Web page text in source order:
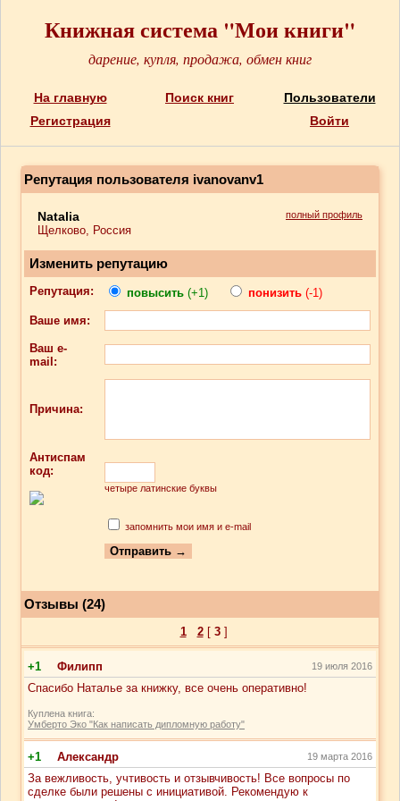
Книжная система "Мои книги"
дарение, купля, продажа, обмен книг
На главную Поиск книг
Пользователи
Регистрация
Войти
Репутация пользователя ivanovanv1
Natalia
Щелково, Россия
полный профиль
Изменить репутацию
Репутация: повысить (+1) понизить (-1)
Ваше имя:
Ваш e-
mail:
Причина:
Антиспам
код:
четыре латинские буквы
запомнить мои имя и e-mail
Отзывы (24)
1 2[ 3]
+1 Филипп 19 июля 2016
Спасибо Наталье за книжку, все очень оперативно!
Куплена книга:
Умберто Эко "Как написать дипломную работу"
+1 Александр 19 марта 2016
За вежливость, учтивость и отзывчивость! Все вопросы по
сделке были решены с инициативой. Рекомендую к